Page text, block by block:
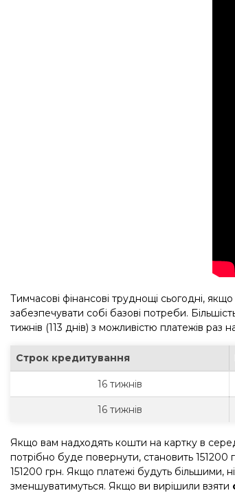
Тимчасові фінансові труднощі сьогодні,
забезпечувати собі базові потреби.
тижнів (113 днів) з можливістю платежів
Строк кредитування
16 тижнів
16 тижнів
Якщо вам надходять кошти на картку в
потрібно буде повернути, становить
151200 грн. Якщо платежі будуть більшими,
зменшуватимуться. Якщо ви вирішили взяти